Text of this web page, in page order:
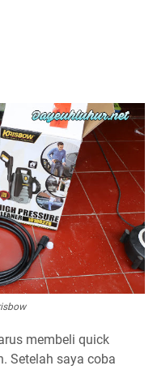
membeli quick
Setelah saya coba